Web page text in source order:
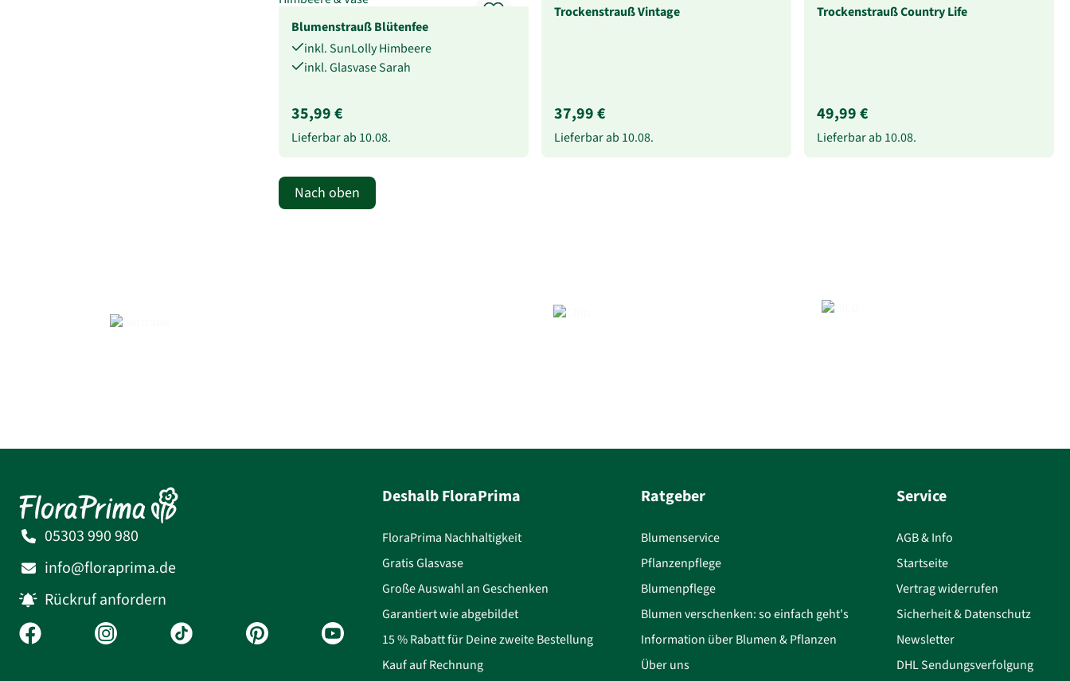
Blumenstrauß Blütenfee
inkl. SunLolly Himbeere
inkl. Glasvase Sarah
35,99 €
Lieferbar ab 10.08.
Trockenstrauß Vintage
37,99 €
Lieferbar ab 10.08.
Trockenstrauß Country Life
49,99 €
Lieferbar ab 10.08.
Nach oben
05303 990 980
info@floraprima.de
Rückruf anfordern
Deshalb FloraPrima
FloraPrima Nachhaltigkeit
Gratis Glasvase
Große Auswahl an Geschenken
Garantiert wie abgebildet
15 % Rabatt für Deine zweite Bestellung
Kauf auf Rechnung
Ratgeber
Blumenservice
Pflanzenpflege
Blumenpflege
Blumen verschenken: so einfach geht's
Information über Blumen & Pflanzen
Über uns
Service
AGB & Info
Startseite
Vertrag widerrufen
Sicherheit & Datenschutz
Newsletter
DHL Sendungsverfolgung